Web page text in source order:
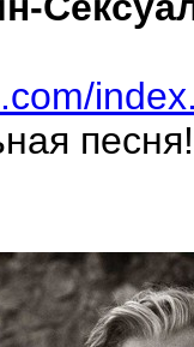
песня!